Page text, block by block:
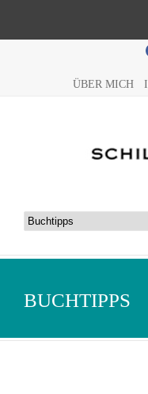
ÜBER MICH
BUCHTIPPS